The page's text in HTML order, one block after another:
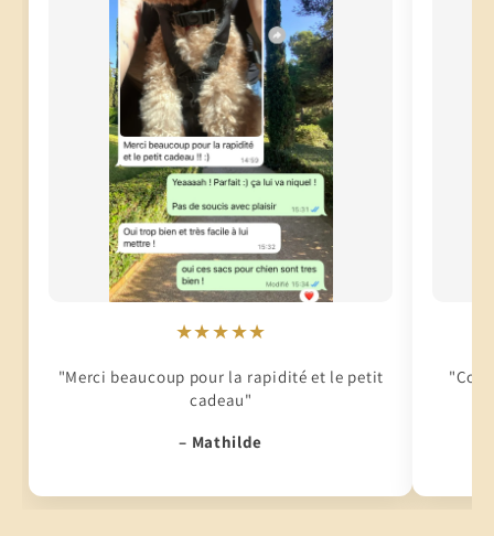
★★★★★
"Merci beaucoup pour la rapidité et le petit
cadeau"
– Mathilde